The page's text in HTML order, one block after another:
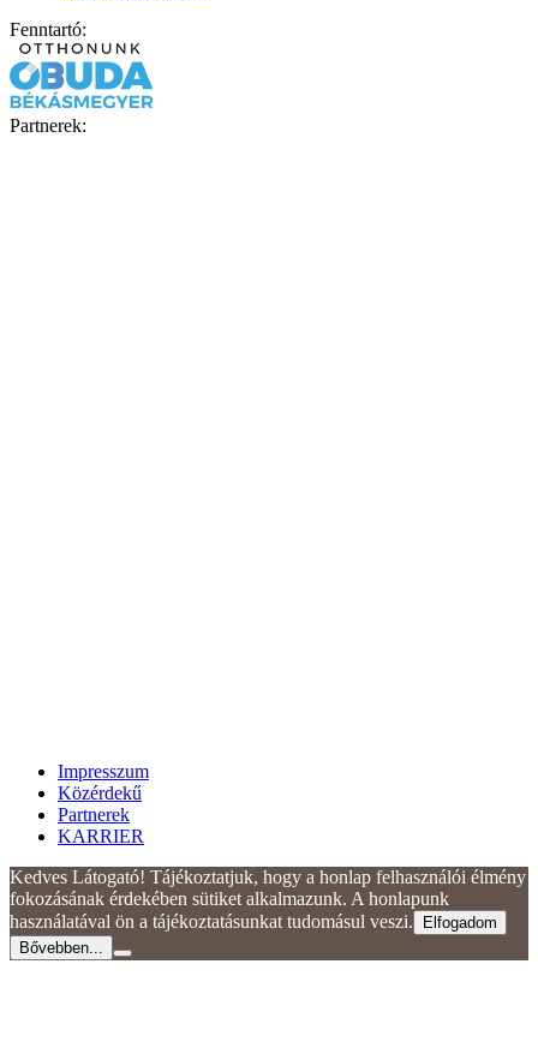
Fenntartó:
Partnerek:
Impresszum
Közérdekű
Partnerek
KARRIER
Kedves Látogató! Tájékoztatjuk, hogy a honlap felhasználói élmény
fokozásának érdekében sütiket alkalmazunk. A honlapunk
használatával ön a tájékoztatásunkat tudomásul veszi.
Elfogadom
Bővebben...